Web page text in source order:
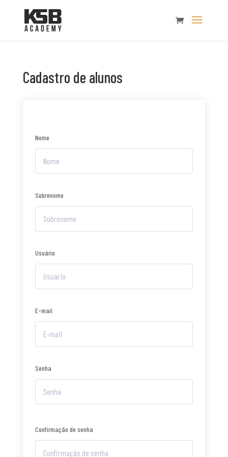
Cadastro de alunos
Nome
Sobrenome
Usuário
E-mail
Senha
Confirmação de senha